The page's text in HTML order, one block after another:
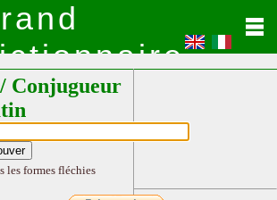
Conjugueur
les formes fléchies